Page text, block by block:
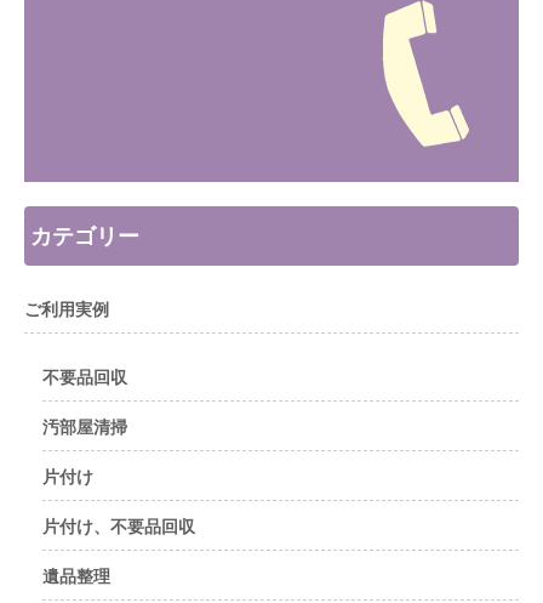
カテゴリー
ご利用実例
不要品回収
汚部屋清掃
片付け
片付け、不要品回収
遺品整理